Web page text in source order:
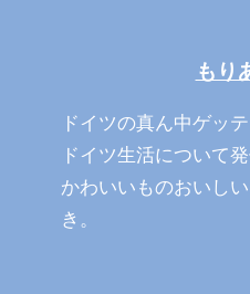
もり
ドイツの真ん中ゲッ
ドイツ生活について
かわいいものおいし
き。